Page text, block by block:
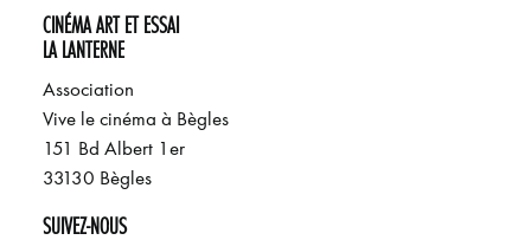
CINÉMA ART ET ESSAI
LA LANTERNE
Association
Vive le cinéma à Bègles
151 Bd Albert 1er
33130 Bègles
SUIVEZ-NOUS